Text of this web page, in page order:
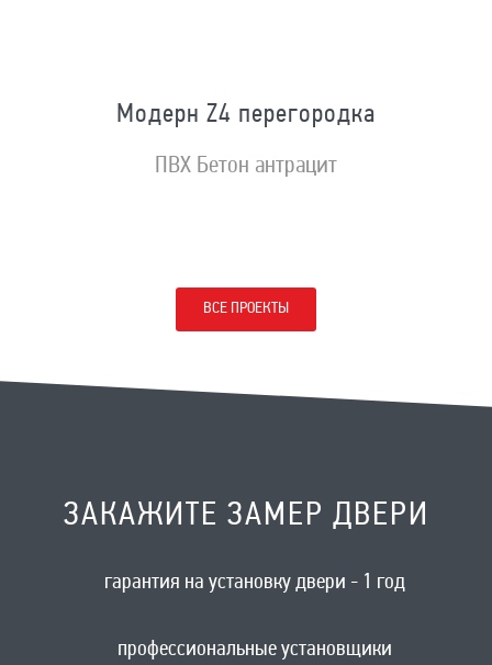
Модерн Z4 перегородка
ПВХ Бетон антрацит
ВСЕ ПРОЕКТЫ
ЗАКАЖИТЕ ЗАМЕР ДВЕРИ
гарантия на установку двери - 1 год
профессиональные установщики